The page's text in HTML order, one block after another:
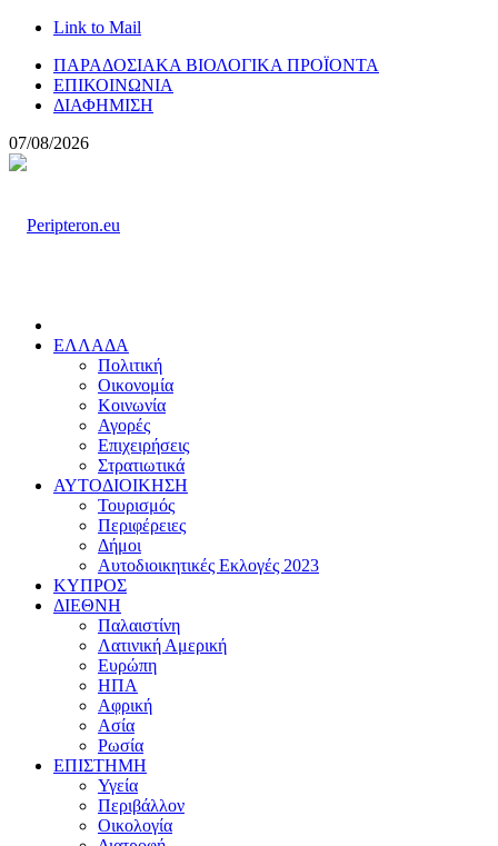
Link to Mail
ΠΑΡΑΔΟΣΙΑΚΑ ΒΙΟΛΟΓΙΚΑ ΠΡΟΪΟΝΤΑ
ΕΠΙΚΟΙΝΩΝΙΑ
ΔΙΑΦΗΜΙΣΗ
07/08/2026
ΕΛΛΑΔΑ
Πολιτική
Οικονομία
Κοινωνία
Αγορές
Επιχειρήσεις
Στρατιωτικά
ΑΥΤΟΔΙΟΙΚΗΣΗ
Τουρισμός
Περιφέρειες
Δήμοι
Αυτοδιοικητικές Εκλογές 2023
ΚΥΠΡΟΣ
ΔΙΕΘΝΗ
Παλαιστίνη
Λατινική Αμερική
Ευρώπη
ΗΠΑ
Αφρική
Ασία
Ρωσία
ΕΠΙΣΤΗΜΗ
Υγεία
Περιβάλλον
Οικολογία